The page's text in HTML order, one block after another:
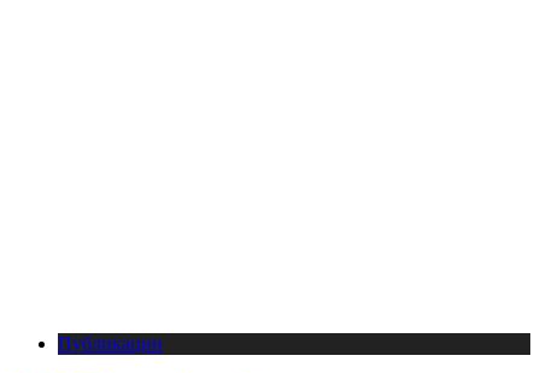
Публикации